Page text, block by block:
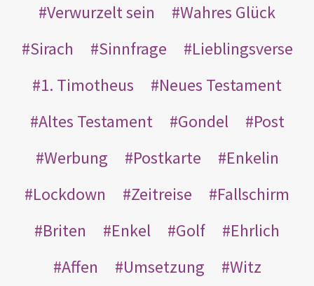
Verwurzelt sein
Wahres Glück
Sirach
Sinnfrage
Lieblingsverse
1. Timotheus
Neues Testament
Altes Testament
Gondel
Post
Werbung
Postkarte
Enkelin
Lockdown
Zeitreise
Fallschirm
Briten
Enkel Golf
Ehrlich
Affen
Umsetzung
Witz